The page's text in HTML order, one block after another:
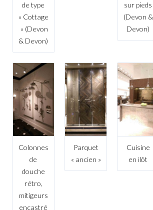
de type
« Cottage
» (Devon
& Devon)
sur pieds
(Devon &
Devon)
Colonnes
de
douche
rétro,
mitigeurs
encastré
Parquet
« ancien »
Cuisine
en ilôt